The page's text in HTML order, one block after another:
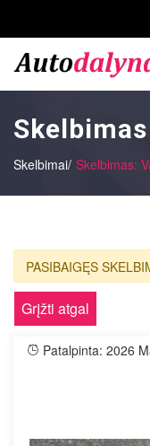
Skelbimas
Skelbimai/ Skelbimas:
PASIBAIGĘS
Grįžti atgal
Patalpinta: 2026